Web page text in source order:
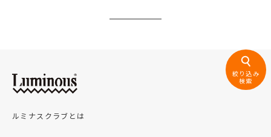
絞り込み
検索
ルミナスクラブとは